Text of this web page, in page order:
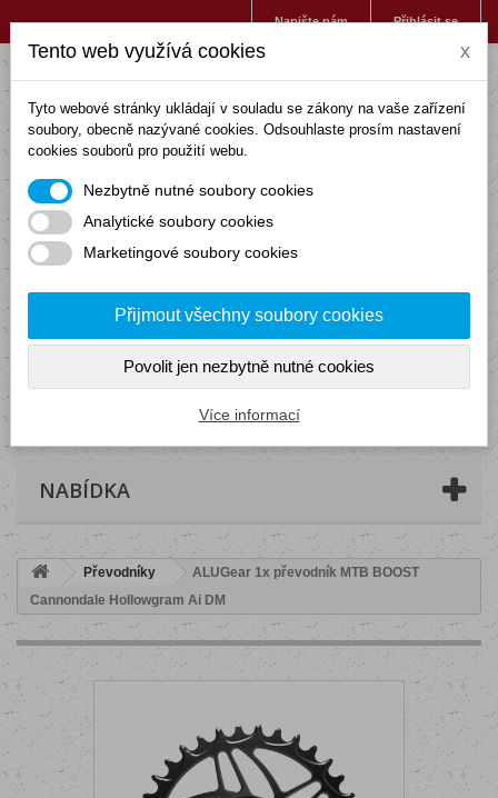
Přihlásit se
Napište nám
(prázdný)
NABÍDKA
Převodníky
ALUGear 1x převodník MTB BOOST
Cannondale Hollowgram Ai DM
Tento web využívá cookies x
Tyto webové stránky ukládají v souladu se zákony na vaše zařízení
soubory, obecně nazývané cookies. Odsouhlaste prosím nastavení
cookies souborů pro použití webu.
Nezbytně nutné soubory cookies
Analytické soubory cookies
Marketingové soubory cookies
Přijmout všechny soubory cookies
Povolit jen nezbytně nutné cookies
Více informací